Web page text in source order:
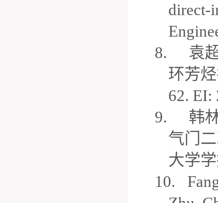
direct-
8.
袁
环芳
62. EI:
9.
韩
气门
大学
10.